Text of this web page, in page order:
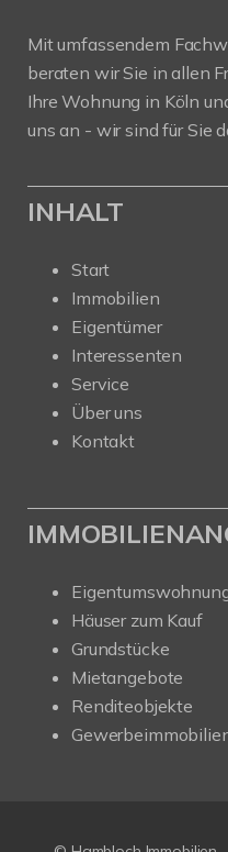
Mit umfassendem
beraten wir Sie in allen
Ihre Wohnung in Köln
uns an - wir sind für Sie
INHALT
Start
Immobilien
Eigentümer
Interessenten
Service
Über uns
Kontakt
Häuser zum Kauf
Grundstücke
Mietangebote
Renditeobjekte